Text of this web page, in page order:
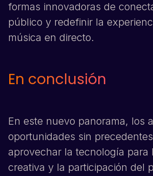
formas innovadoras de
público y redefinir la
música en directo.
En conclusión
En este nuevo panorama, los
oportunidades sin
aprovechar la tecnología para
creativa y la participación del